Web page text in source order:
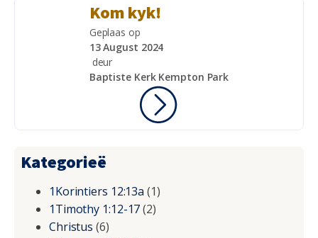
Kom kyk!
Geplaas op
13 August 2024
deur
Baptiste Kerk Kempton Park
Kategorieë
1Korintiers 12:13a (1)
1Timothy 1:12-17(2)
Christus (6)